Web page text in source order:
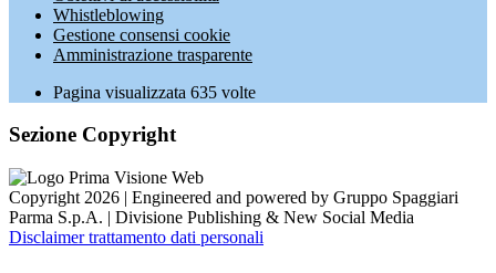
Whistleblowing
Gestione consensi cookie
Amministrazione trasparente
Pagina visualizzata 635 volte
Sezione Copyright
Copyright 2026 | Engineered and powered by Gruppo Spaggiari
Parma S.p.A. | Divisione Publishing & New Social Media
Disclaimer trattamento dati personali